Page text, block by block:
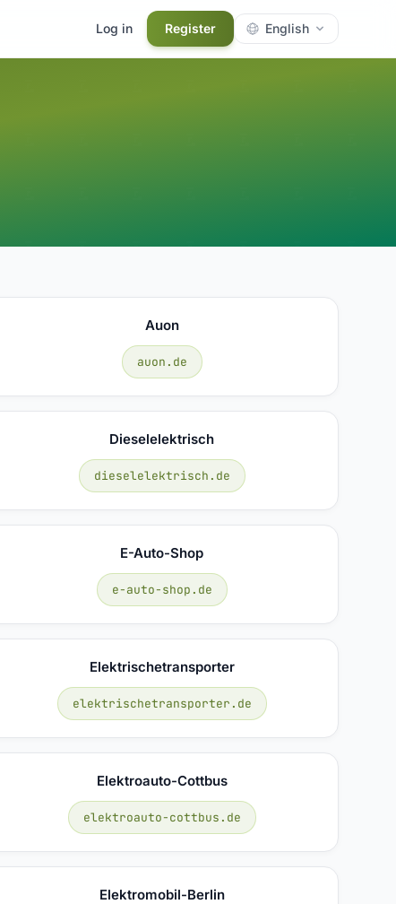
Log in Register English
Auon
auon.de
Dieselelektrisch
dieselelektrisch.de
E-Auto-Shop
e-auto-shop.de
Elektrischetransporter
elektrischetransporter.de
Elektroauto-Cottbus
elektroauto-cottbus.de
Elektromobil-Berlin